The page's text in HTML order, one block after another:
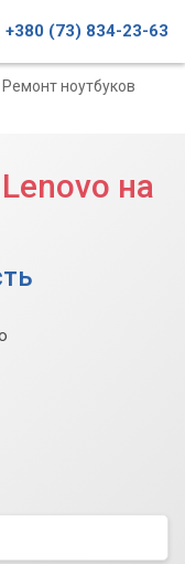
+380 (73) 834-23-63
Ремонт ноутбуков
на